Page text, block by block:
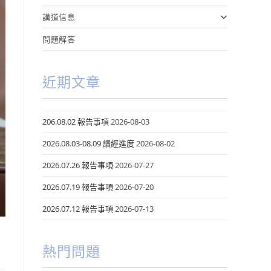
講道信息
問題解答
近期文章
206.08.02 報告事項2026-08-03
2026.08.03-08.09 讀經進度2026-08-02
2026.07.26 報告事項2026-07-27
2026.07.19 報告事項2026-07-20
2026.07.12 報告事項2026-07-13
熱門問題